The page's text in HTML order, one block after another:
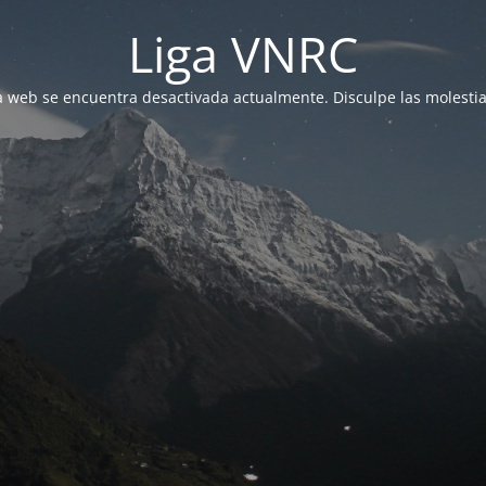
Liga VNRC
web se encuentra desactivada actualmente. Disculpe las